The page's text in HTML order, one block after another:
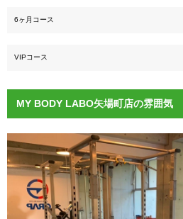
6ヶ月コース
VIPコース
MY BODY LABO矢場町店の雰囲気